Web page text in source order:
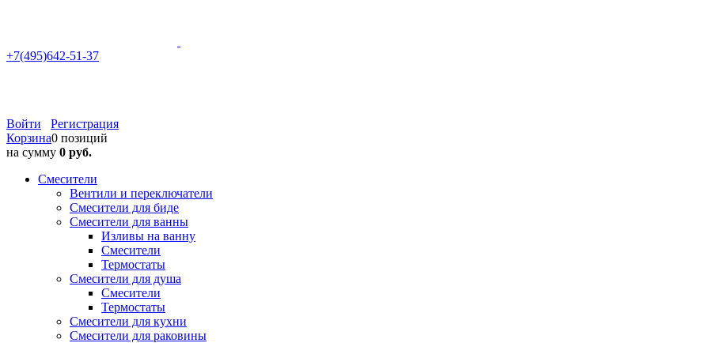
+7(495)642-51-37
Войти
Регистрация
Корзина0 позиций
на сумму 0 руб.
Смесители
Вентили и переключатели
Смесители для биде
Смесители для ванны
Изливы на ванну
Смесители
Термостаты
Смесители для душа
Смесители
Термостаты
Смесители для кухни
Смесители для раковины